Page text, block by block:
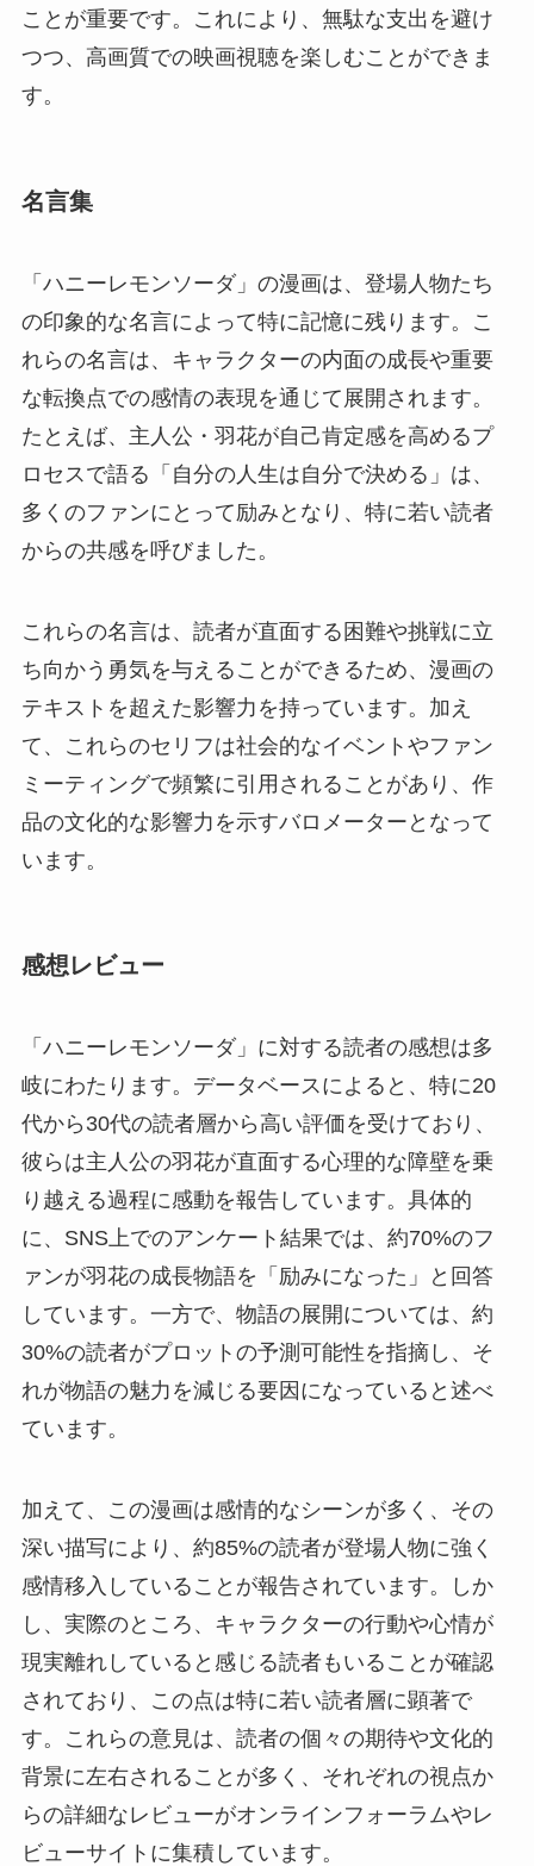
ことが重要です。これにより、無駄な支出を避け
つつ、高画質での映画視聴を楽しむことができま
す。
名言集
「ハニーレモンソーダ」の漫画は、登場人物たち
の印象的な名言によって特に記憶に残ります。こ
れらの名言は、キャラクターの内面の成長や重要
な転換点での感情の表現を通じて展開されます。
たとえば、主人公・羽花が自己肯定感を高めるプ
ロセスで語る「自分の人生は自分で決める」は、
多くのファンにとって励みとなり、特に若い読者
からの共感を呼びました。
これらの名言は、読者が直面する困難や挑戦に立
ち向かう勇気を与えることができるため、漫画の
テキストを超えた影響力を持っています。加え
て、これらのセリフは社会的なイベントやファン
ミーティングで頻繁に引用されることがあり、作
品の文化的な影響力を示すバロメーターとなって
います。
感想レビュー
「ハニーレモンソーダ」に対する読者の感想は多
岐にわたります。データベースによると、特に20
代から30代の読者層から高い評価を受けており、
彼らは主人公の羽花が直面する心理的な障壁を乗
り越える過程に感動を報告しています。具体的
に、SNS上でのアンケート結果では、約70%のフ
ァンが羽花の成長物語を「励みになった」と回答
しています。一方で、物語の展開については、約
30%の読者がプロットの予測可能性を指摘し、そ
れが物語の魅力を減じる要因になっていると述べ
ています。
加えて、この漫画は感情的なシーンが多く、その
深い描写により、約85%の読者が登場人物に強く
感情移入していることが報告されています。しか
し、実際のところ、キャラクターの行動や心情が
現実離れしていると感じる読者もいることが確認
されており、この点は特に若い読者層に顕著で
す。これらの意見は、読者の個々の期待や文化的
背景に左右されることが多く、それぞれの視点か
らの詳細なレビューがオンラインフォーラムやレ
ビューサイトに集積しています。